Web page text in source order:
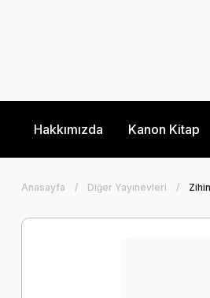
Hakkımızda Kanon Kitap
Anasayfa Diğer Yayınevleri